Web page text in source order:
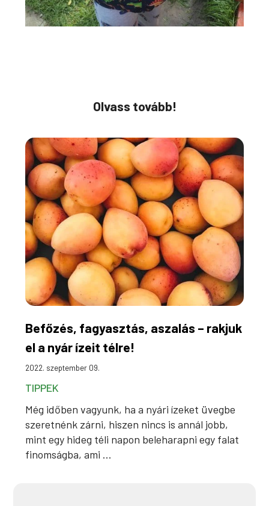
Olvass tovább!
Befőzés, fagyasztás, aszalás – rakjuk
el a nyár ízeit télre!
2022. szeptember 09.
TIPPEK
Még időben vagyunk, ha a nyári ízeket üvegbe
szeretnénk zárni, hiszen nincs is annál jobb,
mint egy hideg téli napon beleharapni egy falat
finomságba, ami ...